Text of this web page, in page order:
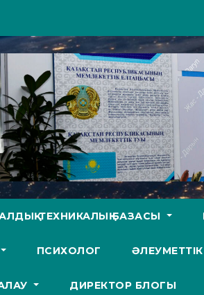
ТЕХНИКАЛЫҚ БАЗАСЫ
ПСИХОЛОГ
ДИРЕКТОР БЛОГЫ